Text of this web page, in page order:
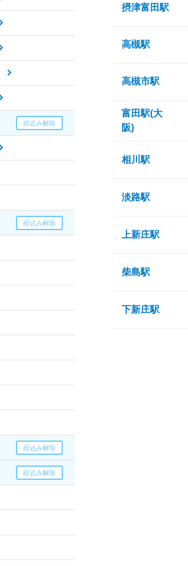
摂津富田駅
高槻駅
高槻市駅
富田駅(大
阪)
相川駅
淡路駅
上新庄駅
柴島駅
下新庄駅